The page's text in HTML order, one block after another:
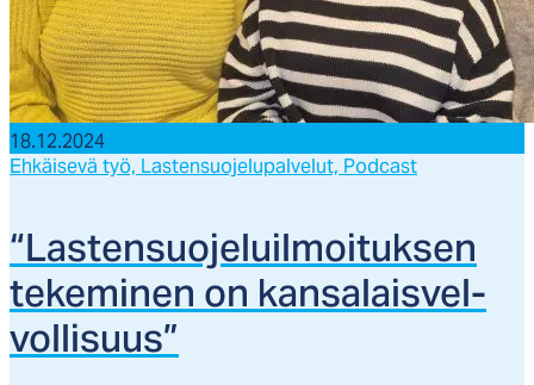
18.12.2024
Ehkäisevä työ, Lastensuojelupalvelut, Podcast
“Las­ten­suo­je­luil­moi­tuk­sen
te­ke­mi­nen on kan­sa­lais­vel­
vol­li­suus”